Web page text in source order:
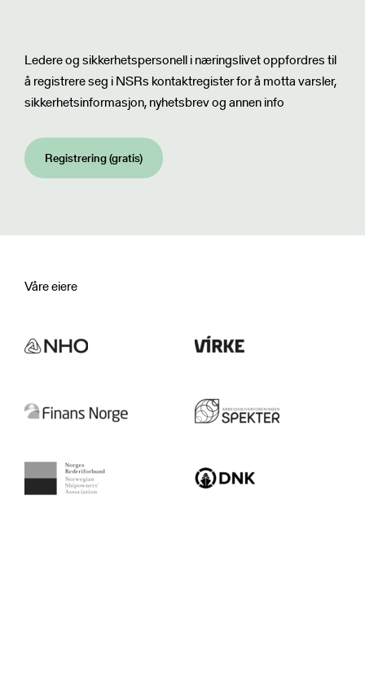
Nyhetsbrev
Ledere og sikkerhetspersonell i næringslivet oppfordres til
å registrere seg i NSRs kontaktregister for å motta varsler,
sikkerhetsinformasjon, nyhetsbrev og annen info
Registrering (gratis)
Våre eiere